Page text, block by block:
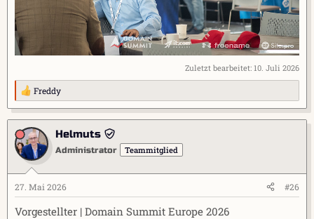
Zuletzt bearbeitet: 10. Juli 2026
R
e
a
k
t
i
o
n
e
n
:
Freddy
Helmuts
Administrator Teammitglied
27. Mai 2026 #26
Vorgestellter | Domain Summit Europe 2026